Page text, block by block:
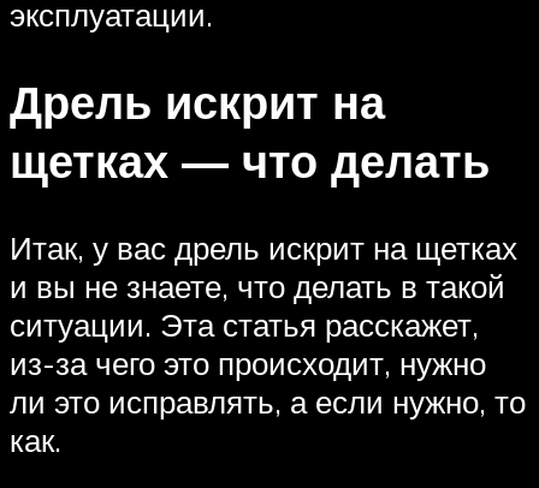
эксплуатации.
Дрель искрит на
щетках — что делать
Итак, у вас дрель искрит на щетках
и вы не знаете, что делать в такой
ситуации. Эта статья расскажет,
из-за чего это происходит, нужно
ли это исправлять, а если нужно, то
как.